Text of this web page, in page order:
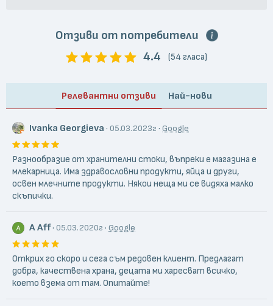
Отзиви от потребители
4.4
(54 гласа)
Релевантни отзиви Най-нови
Ivanka Georgieva · 05.03.2023г · Google
Разнообразие от хранителни стоки, въпреки е магазина е
млекарница. Има здравословни продукти, яйца и други,
освен млечните продукти. Някои неща ми се видяха малко
скъпички.
A Aff· 05.03.2020г · Google
Открих го скоро и сега съм редовен клиент. Предлагат
добра, качествена храна, децата ми харесват всичко,
което взема от там. Опитайте!